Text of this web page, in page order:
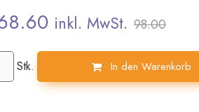
inkl. MwSt. 98.00
Stk. In den Warenkorb